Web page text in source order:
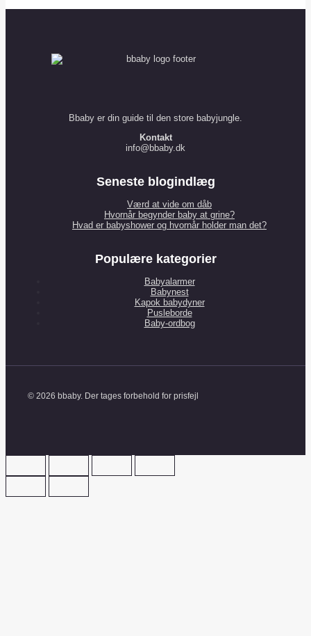
Bbaby er din guide til den store babyjungle.
Kontakt
info@bbaby.dk
Seneste blogindlæg
Værd at vide om dåb
Hvornår begynder baby at grine?
Hvad er babyshower og hvornår holder man det?
Populære kategorier
Babyalarmer
Babynest
Kapok babydyner
Pusleborde
Baby-ordbog
© 2026 bbaby. Der tages forbehold for prisfejl